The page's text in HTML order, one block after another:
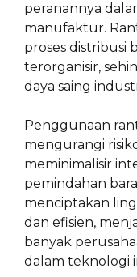
peranannya
manufaktur.
proses distribusi
terorganisir,
daya saing
Penggunaan
mengurangi
meminimalisir
pemindahan
menciptakan
dan efisien,
banyak
dalam teknologi